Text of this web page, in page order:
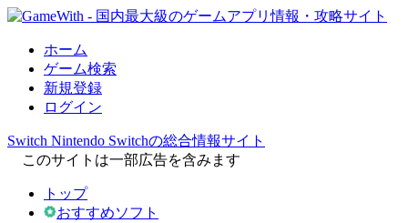
ホーム
ゲーム検索
新規登録
ログイン
Switch Nintendo Switchの総合情報サイト
このサイトは一部広告を含みます
トップ
おすすめソフト